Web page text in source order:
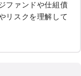
ファンドや仕組債
リスクを理解して